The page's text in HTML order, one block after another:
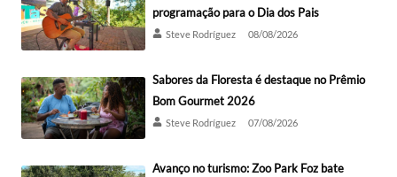
programação para o Dia dos Pais
Steve Rodríguez 08/08/2026
Sabores da Floresta é destaque no Prêmio
Bom Gourmet 2026
Steve Rodríguez 07/08/2026
Avanço no turismo: Zoo Park Foz bate